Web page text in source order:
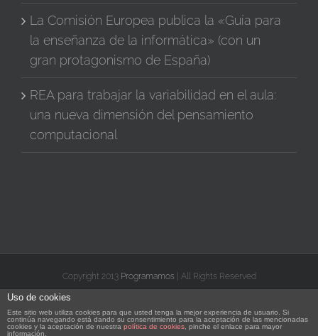
La Comisión Europea publica la «Guía para
la enseñanza de la informática» (con un
gran protagonismo de España)
REA para trabajar la variabilidad en el aula:
una nueva dimensión del pensamiento
computacional
Copyright 2013 Programamos | All Rights Reserved
electrónico
Uso de cookies
Este sitio web utiliza cookies para que usted tenga la mejor experiencia de usuario. Si
continúa navegando está dando su consentimiento para la aceptación de las mencionadas
cookies y la aceptación de nuestra política de cookies , pinche el enlace para mayor
información.